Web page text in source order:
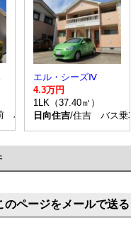
バス乗車時間11分 停歩2分
エル・シーズⅣ
4.3万円
1LK（37.40㎡）
日向住吉/住吉 バス乗
のページをメールで送る